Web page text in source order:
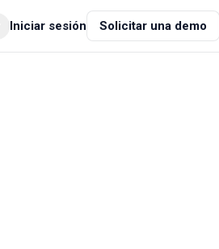
Iniciar sesión Solicitar una demo